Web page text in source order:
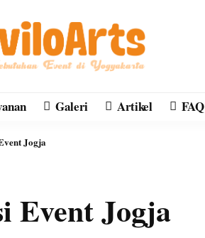
Galeri Artikel FAQ
Jogja
Event Jogja